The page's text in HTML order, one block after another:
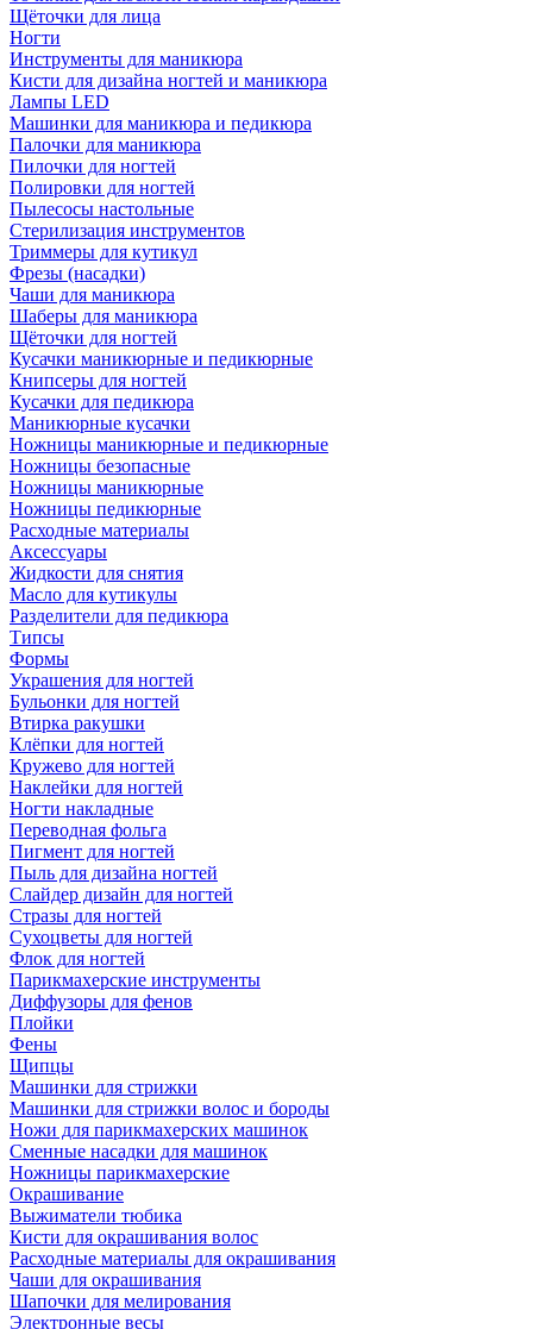
Щёточки для лица
Ногти
Инструменты для маникюра
Кисти для дизайна ногтей и маникюра
Лампы LED
Машинки для маникюра и педикюра
Палочки для маникюра
Пилочки для ногтей
Полировки для ногтей
Пылесосы настольные
Стерилизация инструментов
Триммеры для кутикул
Фрезы (насадки)
Чаши для маникюра
Шаберы для маникюра
Щёточки для ногтей
Кусачки маникюрные и педикюрные
Книпсеры для ногтей
Кусачки для педикюра
Маникюрные кусачки
Ножницы маникюрные и педикюрные
Ножницы безопасные
Ножницы маникюрные
Ножницы педикюрные
Расходные материалы
Аксессуары
Жидкости для снятия
Масло для кутикулы
Разделители для педикюра
Типсы
Формы
Украшения для ногтей
Бульонки для ногтей
Втирка ракушки
Клёпки для ногтей
Кружево для ногтей
Наклейки для ногтей
Ногти накладные
Переводная фольга
Пигмент для ногтей
Пыль для дизайна ногтей
Слайдер дизайн для ногтей
Стразы для ногтей
Сухоцветы для ногтей
Флок для ногтей
Парикмахерские инструменты
Диффузоры для фенов
Плойки
Фены
Щипцы
Машинки для стрижки
Машинки для стрижки волос и бороды
Ножи для парикмахерских машинок
Сменные насадки для машинок
Ножницы парикмахерские
Окрашивание
Выжиматели тюбика
Кисти для окрашивания волос
Расходные материалы для окрашивания
Чаши для окрашивания
Шапочки для мелирования
Электронные весы